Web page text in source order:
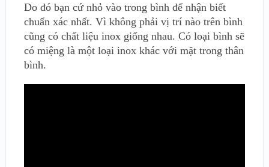
Do đó bạn cứ nhỏ vào trong bình để nhận biết
chuẩn xác nhất. Vì không phải vị trí nào trên bình
cũng có chất liệu inox giống nhau. Có loại bình sẽ
có miệng là một loại inox khác với mặt trong thân
bình.